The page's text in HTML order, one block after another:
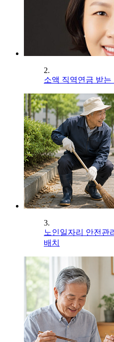
2.
소액 직역연금 받
3.
노인일자리 안전관
배치